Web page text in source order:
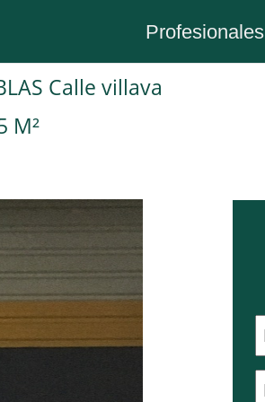
Profesionales
Calle villava
M²